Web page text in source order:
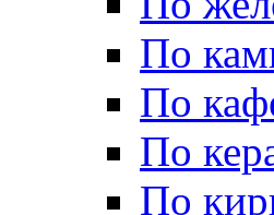
По
По
По
По